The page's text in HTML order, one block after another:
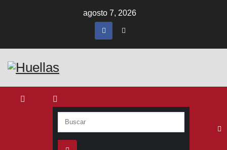
agosto 7, 2026